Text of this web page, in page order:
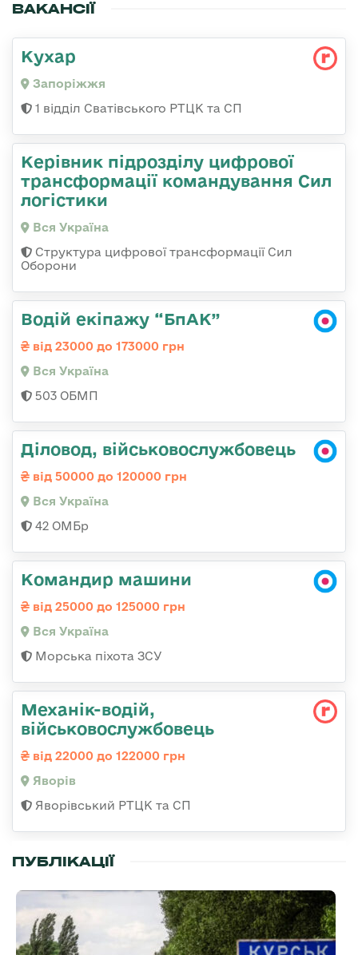
ВАКАНСІЇ
Кухар
Запоріжжя
1 відділ Сватівського РТЦК та СП
Керівник підрозділу цифрової
трансформації командування Сил
логістики
Вся Україна
Структура цифрової трансформації Сил
Оборони
Водій екіпажу “БпАК”
від 23000 до 173000 грн
Вся Україна
503 ОБМП
Діловод, військовослужбовець
від 50000 до 120000 грн
Вся Україна
42 ОМБр
Командир машини
від 25000 до 125000 грн
Вся Україна
Морська піхота ЗСУ
Механік-водій,
військовослужбовець
від 22000 до 122000 грн
Яворів
Яворівський РТЦК та СП
ПУБЛІКАЦІЇ